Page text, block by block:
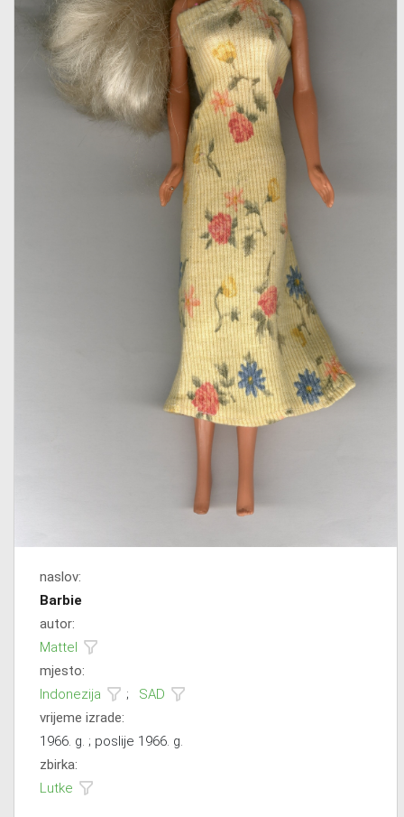
naslov:
Barbie
autor:
Mattel
mjesto:
Indonezija
;
SAD
vrijeme izrade:
1966. g. ; poslije 1966. g.
zbirka:
Lutke